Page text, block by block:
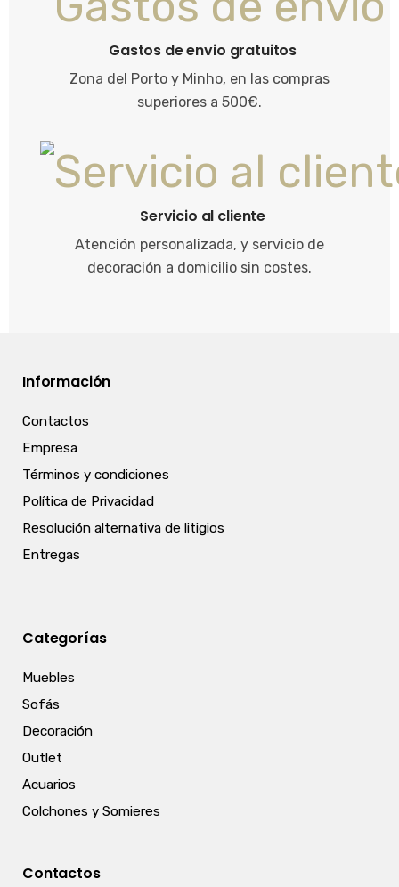
Gastos de envio gratuitos
Zona del Porto y Minho, en las compras
superiores a 500€.
Servicio al cliente
Atención personalizada, y servicio de
decoración a domicilio sin costes.
Información
Contactos
Empresa
Términos y condiciones
Política de Privacidad
Resolución alternativa de litigios
Entregas
Categorías
Muebles
Sofás
Decoración
Outlet
Acuarios
Colchones y Somieres
Contactos